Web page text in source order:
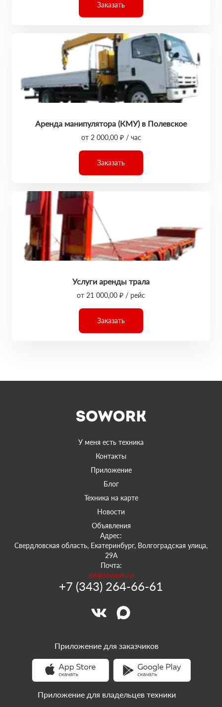
Заказать
Аренда манипулятора (КМУ) в Полевское
от 2 000,00 ₽ / час
Заказать
Услуги аренды трала
от 21 000,00 ₽ / рейс
Заказать
У меня есть техника
Контакты
Приложение
Блог
Техника на карте
Новости
Объявления
Адрес:
Свердловская область, Екатеринбург, Волгоградская улица,
29А
Почта:
66@sowork.ru
+7 (343) 264-66-61
Приложение для заказчиков
Приложение для владельцев техники